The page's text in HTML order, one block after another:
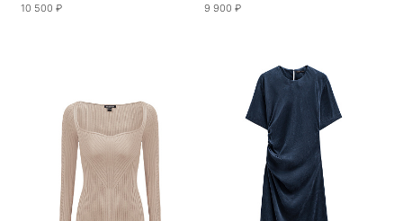
10 500 ₽ 9 900 ₽